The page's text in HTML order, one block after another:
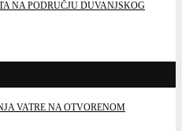
NA PODRUČJU DUVANJSKOG
VATRE NA OTVORENOM